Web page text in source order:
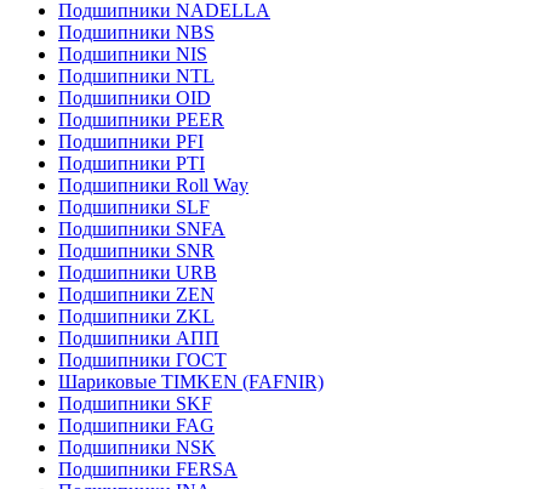
Подшипники NADELLA
Подшипники NBS
Подшипники NIS
Подшипники NTL
Подшипники OID
Подшипники PEER
Подшипники PFI
Подшипники PTI
Подшипники Roll Way
Подшипники SLF
Подшипники SNFA
Подшипники SNR
Подшипники URB
Подшипники ZEN
Подшипники ZKL
Подшипники АПП
Подшипники ГОСТ
Шариковые ТІMKEN (FAFNIR)
Подшипники SKF
Подшипники FAG
Подшипники NSK
Подшипники FERSA